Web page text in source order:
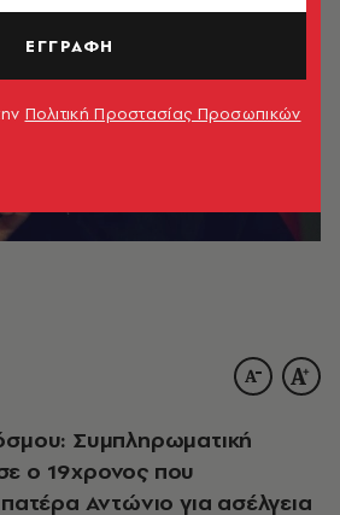
Συμπληρωματική
ο 19χρονος που
Αντώνιο για ασέλγεια
ΕΓΓΡΑΦΗ
Πολιτική Προστασίας Προσωπικών